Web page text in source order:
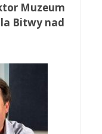
Muzeum
Bitwy nad